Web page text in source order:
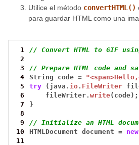
Utilice el método convertHTML()
para guardar HTML como una
1
// Convert HTML to GIF
2
3
// Prepare HTML code
4
String code =
5
try (java. io. FileWriter
6
fileWriter.write(code);
7
}
8
9
// Initialize an HTML
10
HTMLDocument document = new
11